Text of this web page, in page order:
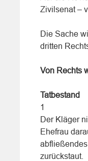
Zivilsenat –
Die Sache
dritten
Von Rechts
Tatbestand
1
Der Kläger
Ehefrau
zurückstaut.